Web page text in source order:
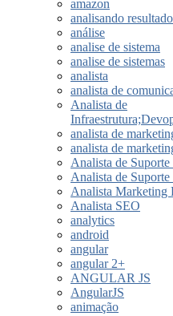
amazon
analisando
análise
analise de sistema
analise de sistemas
analista
analista de
Analista de
analista de
analista de
Analista de Suporte
Analista de
Analista Marketing
Analista SEO
analytics
android
angular
angular 2+
ANGULAR JS
AngularJS
animação